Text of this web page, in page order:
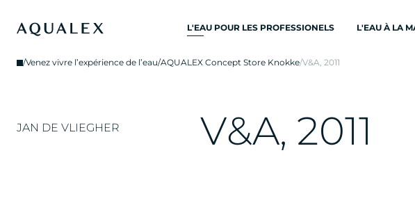
L'EAU POUR LES PROFESSIONELS
TOUS SYSTÈMES D’EAU
POTABLE
ROBINETS DE CUISINE
REFROIDISSEURS D'EAU
L'EAU À LA
/Venez vivre l’expérience de l’eau/AQUALEX Concept Store Knokke/V&A, 2011
JAN DE VLIEGHER V&A, 2011